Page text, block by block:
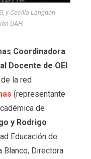
y Cecilia Langdon
UAH
Coordinadora
Docente de OEI
la red
(representante
de
y Rodrigo
Educación de
Blanco, Directora